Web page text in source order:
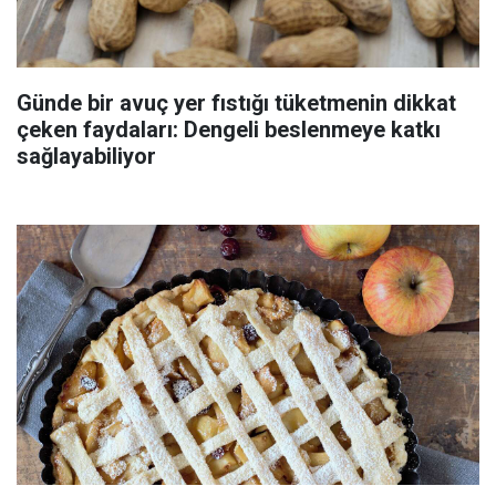
Günde bir avuç yer fıstığı tüketmenin dikkat
çeken faydaları: Dengeli beslenmeye katkı
sağlayabiliyor